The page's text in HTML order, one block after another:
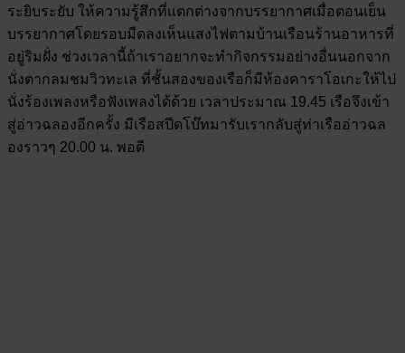
ระยิบระยับ ให้ความรู้สึกที่แตกต่างจากบรรยากาศเมื่อตอนเย็น
บรรยากาศโดยรอบมืดลงเห็นแสงไฟตามบ้านเรือนร้านอาหารที่
อยู่ริมฝั่ง ช่วงเวลานี้ถ้าเราอยากจะทำกิจกรรมอย่างอื่นนอกจาก
นั่งตากลมชมวิวทะเล ที่ชั้นสองของเรือก็มีห้องคาราโอเกะให้ไป
นั่งร้องเพลงหรือฟังเพลงได้ด้วย เวลาประมาณ 19.45 เรือจึงเข้า
สู่อ่าวฉลองอีกครั้ง มีเรือสปีดโบ๊ทมารับเรากลับสู่ท่าเรืออ่าวฉล
องราวๆ 20.00 น. พอดี